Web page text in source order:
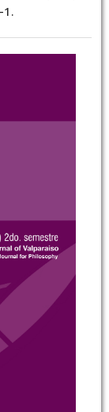
1.